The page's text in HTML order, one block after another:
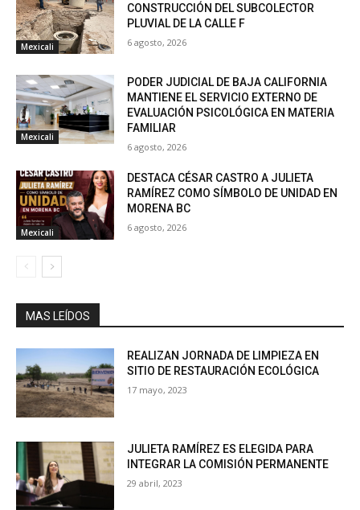
Mexicali
CONSTRUCCIÓN DEL SUBCOLECTOR
PLUVIAL DE LA CALLE F
6 agosto, 2026
Mexicali
PODER JUDICIAL DE BAJA CALIFORNIA
MANTIENE EL SERVICIO EXTERNO DE
EVALUACIÓN PSICOLÓGICA EN MATERIA
FAMILIAR
6 agosto, 2026
Mexicali
DESTACA CÉSAR CASTRO A JULIETA
RAMÍREZ COMO SÍMBOLO DE UNIDAD EN
MORENA BC
6 agosto, 2026
MAS LEÍDOS
REALIZAN JORNADA DE LIMPIEZA EN
SITIO DE RESTAURACIÓN ECOLÓGICA
17 mayo, 2023
JULIETA RAMÍREZ ES ELEGIDA PARA
INTEGRAR LA COMISIÓN PERMANENTE
29 abril, 2023